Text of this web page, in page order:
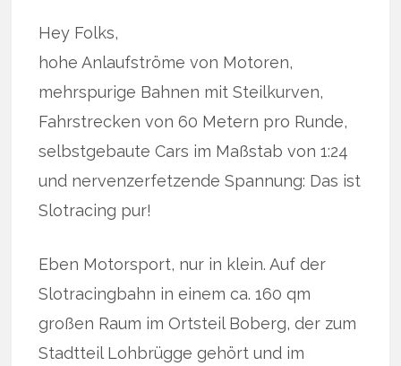
Hey Folks,
hohe Anlaufströme von Motoren,
mehrspurige Bahnen mit Steilkurven,
Fahrstrecken von 60 Metern pro Runde,
selbstgebaute Cars im Maßstab von 1:24
und nervenzerfetzende Spannung: Das ist
Slotracing pur!
Eben Motorsport, nur in klein. Auf der
Slotracingbahn in einem ca. 160 qm
großen Raum im Ortsteil Boberg, der zum
Stadtteil Lohbrügge gehört und im